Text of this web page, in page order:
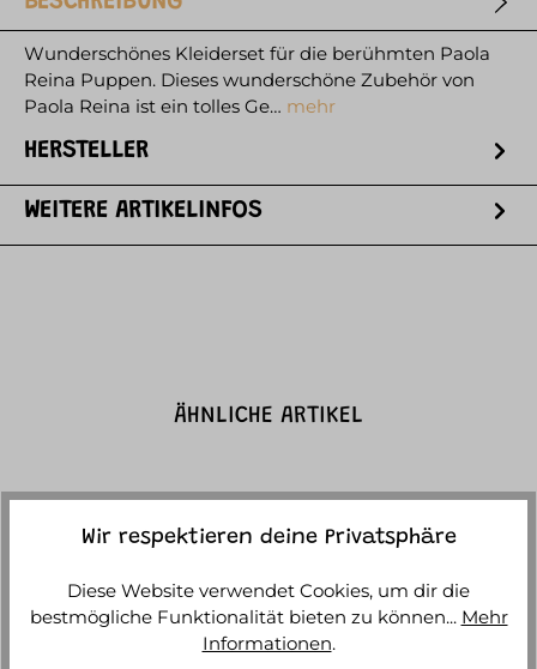
Wunderschönes Kleiderset für die berühmten Paola
Reina Puppen. Dieses wunderschöne Zubehör von
Paola Reina ist ein tolles Ge… mehr
HERSTELLER
WEITERE ARTIKELINFOS
ÄHNLICHE ARTIKEL
Wir respektieren deine Privatsphäre
Diese Website verwendet Cookies, um dir die
bestmögliche Funktionalität bieten zu können... Mehr
Informationen.